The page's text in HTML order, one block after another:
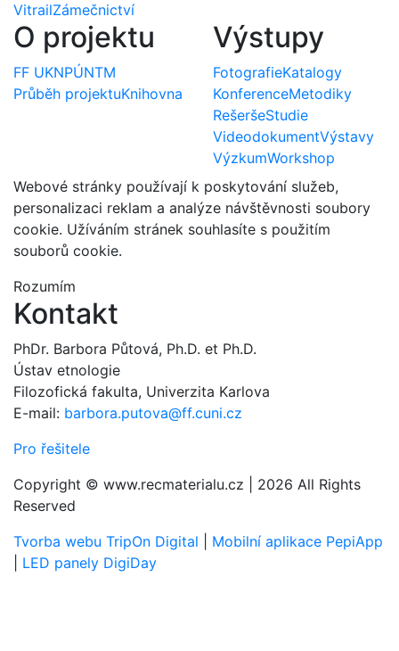
VitrailZámečnictví
O projektu
FF UKNPÚNTM
Průběh projektuKnihovna
Výstupy
FotografieKatalogy
KonferenceMetodiky
RešeršeStudie
VideodokumentVýstavy
VýzkumWorkshop
Webové stránky používají k poskytování služeb,
personalizaci reklam a analýze návštěvnosti soubory
cookie. Užíváním stránek souhlasíte s použitím
souborů cookie.
Rozumím
Kontakt
PhDr. Barbora Půtová, Ph.D. et Ph.D.
Ústav etnologie
Filozofická fakulta, Univerzita Karlova
E-mail: barbora.putova@ff.cuni.cz
Pro řešitele
Copyright © www.recmaterialu.cz | 2026 All Rights
Reserved
Tvorba webu TripOn Digital
Mobilní aplikace PepiApp
LED panely DigiDay